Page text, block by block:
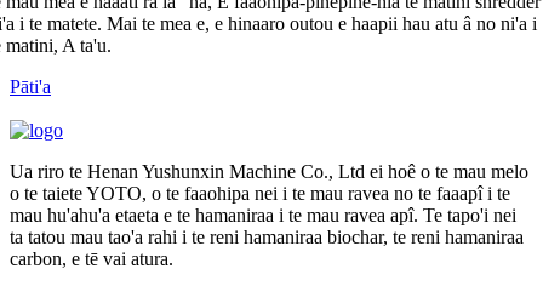
i te matete. Mai te mea e, e hinaaro outou e haapii hau atu â no ni'a i
matini, A ta'u.
Pāti'a
Ua riro te Henan Yushunxin Machine Co., Ltd ei hoê o te mau melo
o te taiete YOTO, o te faaohipa nei i te mau ravea no te faaapî i te
mau hu'ahu'a etaeta e te hamaniraa i te mau ravea apî. Te tapo'i nei
ta tatou mau tao'a rahi i te reni hamaniraa biochar, te reni hamaniraa
carbon, e tē vai atura.